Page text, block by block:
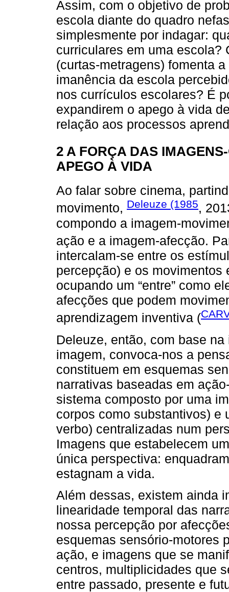
Assim, com o objetivo de
escola diante do quadro
simplesmente por indagar:
curriculares em uma escola?
(curtas-metragens) fomenta
imanência da escola
nos currículos escolares? É
expandirem o apego à vida
relação aos processos
2 A FORÇA DAS
APEGO À VIDA
Ao falar sobre cinema,
movimento, Deleuze (1985,
compondo a imagem-
ação e a imagem-afecção.
intercalam-se entre os
percepção) e os movimentos
ocupando um “entre” como
afecções que podem
aprendizagem inventiva (
Deleuze, então, com base
imagem, convoca-nos a
constituem em esquemas
narrativas baseadas em
sistema composto por uma
corpos como substantivos) e
verbo) centralizadas num
Imagens que estabelecem
única perspectiva:
estagnam a vida.
Além dessas, existem ainda
linearidade temporal das
nossa percepção por
esquemas sensório-motores
ação, e imagens que se
centros, multiplicidades que
entre passado, presente e